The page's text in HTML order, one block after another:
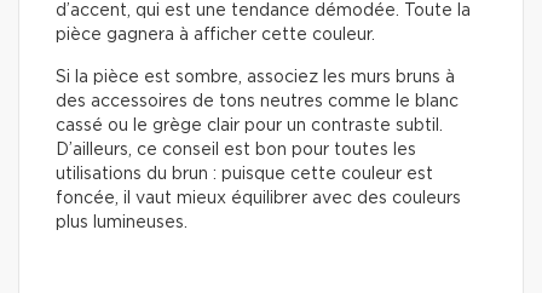
d’accent, qui est une tendance démodée. Toute la
pièce gagnera à afficher cette couleur.
Si la pièce est sombre, associez les murs bruns à
des accessoires de tons neutres comme le blanc
cassé ou le grège clair pour un contraste subtil.
D’ailleurs, ce conseil est bon pour toutes les
utilisations du brun : puisque cette couleur est
foncée, il vaut mieux équilibrer avec des couleurs
plus lumineuses.